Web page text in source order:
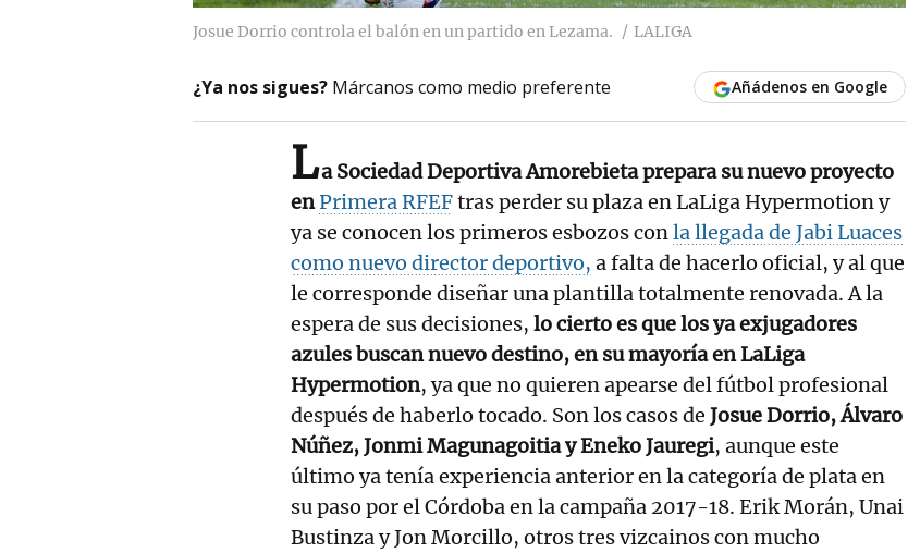
Josue Dorrio controla el balón en un partido en Lezama. LALIGA
¿Ya nos sigues? Márcanos como medio preferente Añádenos en Google
La Sociedad Deportiva Amorebieta prepara su nuevo proyecto
enPrimera RFEFtras perder su plaza en LaLiga Hypermotion y
ya se conocen los primeros esbozos conla llegada de Jabi Luaces
como nuevo director deportivo, a falta de hacerlo oficial, y al que
le corresponde diseñar una plantilla totalmente renovada. A la
espera de sus decisiones, lo cierto es que los ya exjugadores
azules buscan nuevo destino, en su mayoría en LaLiga
Hypermotion, ya que no quieren apearse del fútbol profesional
después de haberlo tocado. Son los casos de Josue Dorrio, Álvaro
Núñez, Jonmi Magunagoitia y Eneko Jauregi, aunque este
último ya tenía experiencia anterior en la categoría de plata en
su paso por el Córdoba en la campaña 2017-18. Erik Morán, Unai
Bustinza y Jon Morcillo, otros tres vizcainos con mucho